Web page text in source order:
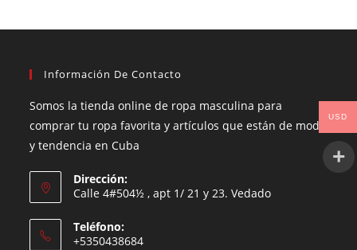
Información De Contacto
Somos la tienda online de ropa masculina para
comprar tu ropa favorita y artículos que están de moda
y tendencia en Cuba
Dirección:
Calle 4#504½ , apt 1/ 21 y 23. Vedado
Teléfono:
+5350438684
USD